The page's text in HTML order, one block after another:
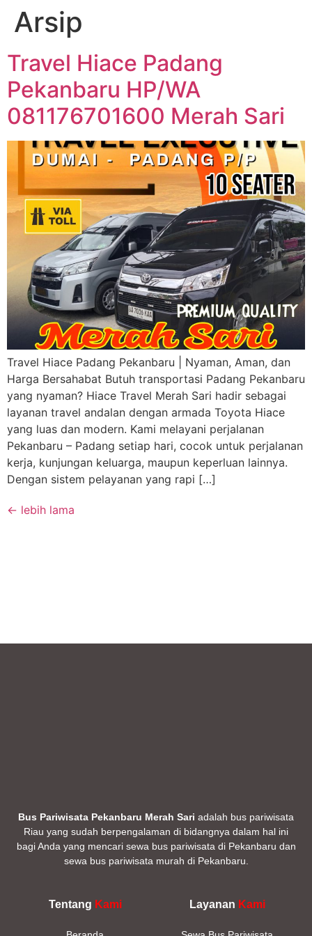
Arsip
Travel Hiace Padang
Pekanbaru HP/WA
081176701600 Merah Sari
Travel Hiace Padang Pekanbaru | Nyaman, Aman, dan
Harga Bersahabat Butuh transportasi Padang Pekanbaru
yang nyaman? Hiace Travel Merah Sari hadir sebagai
layanan travel andalan dengan armada Toyota Hiace
yang luas dan modern. Kami melayani perjalanan
Pekanbaru – Padang setiap hari, cocok untuk perjalanan
kerja, kunjungan keluarga, maupun keperluan lainnya.
Dengan sistem pelayanan yang rapi […]
← lebih lama
Bus Pariwisata Pekanbaru Merah Sari adalah bus pariwisata
Riau yang sudah berpengalaman di bidangnya dalam hal ini
bagi Anda yang mencari sewa bus pariwisata di Pekanbaru dan
sewa bus pariwisata murah di Pekanbaru.
Tentang Kami Layanan Kami